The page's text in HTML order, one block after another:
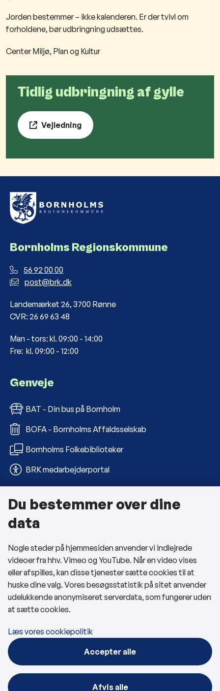
Jorden bestemmer – ikke kalenderen. Er der tvivl om
forholdene, bør udbringning udsættes.
​Center Miljø, Plan og Kultur​​
Tidlig udbringning af gylle
Vejledning
Bornholms Regionskommune
56 92 00 00
post@brk.dk
Landemærket 26, 3700 Rønne
CVR: 26 69 63 48
Man - tors: kl. 09:00 - 14:00
Fre: kl. 09:00 - 12:00
Genveje
BAT - Din bus på Bornholm
BOFA - Bornholms Affaldsselskab
Bornholms Folkebiblioteker
BRK medarbejderportal
Om kommunen
Kontakt os
Telefon- og åbningstider
Tilgængelighedserklæring
Privatlivspolitik
Cookies
Følg os
BRK på Facebook
Du bestemmer over dine
data
Nogle steder på hjemmesiden anvender vi indlejrede
videoer fra hhv. Vimeo og YouTube. Når en video vises
eller afspilles, kan disse tjenester sætte cookies til at
huske dine valg. Vores besøgsstatistik på sitet anvender
udelukkende anonymiseret serverdata, som fungerer uden
at sætte cookies.
Læs vores cookiepolitik
Accepter alle
Afvis alle